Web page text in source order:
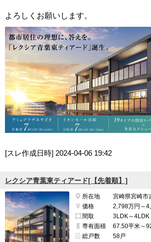
よろしくお願いします。
[スレ作成日時] 2024-04-06 19:42
レクシア青葉東ティアード[【先着順】]
所在地
宮崎県宮崎市
価格
2,798万円～
間取
3LDK～4LDK
専有面積
67.50平米～
総戸数
58戸